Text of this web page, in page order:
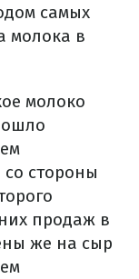
самых
молока в
молоко
стороны
продаж в
же на сыр